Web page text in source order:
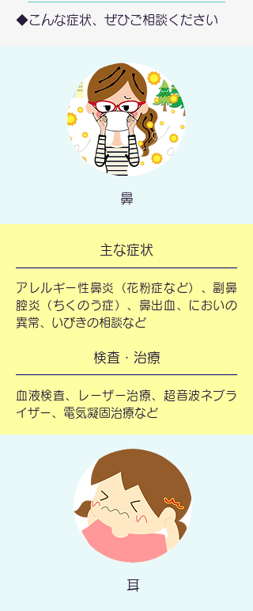
◆こんな症状、ぜひご相談ください
鼻
主な症状
アレルギー性鼻炎（花粉症など）、副鼻
腔炎（ちくのう症）、鼻出血、においの
異常、いびきの相談など
検査・治療
血液検査、レーザー治療、超音波ネブラ
イザー、電気凝固治療など
耳